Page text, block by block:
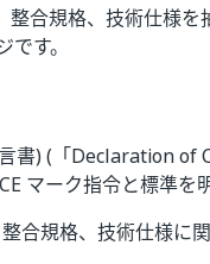
整合規格、技術仕様
す。
書) (「Declaration of
マーク指令と標準を
合規格、技術仕様に